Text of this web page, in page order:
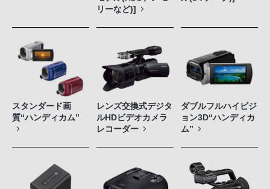
リーなど)]
スタンダード画
質“ハンディカム”
レンズ交換式デジタ
ルHDビデオカメラ
レコーダー
ダブルフルハイビジ
ョン3D“ハンディカ
ム”